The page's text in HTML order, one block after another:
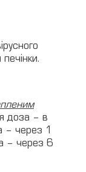
доза – в
– через 1
– через 6